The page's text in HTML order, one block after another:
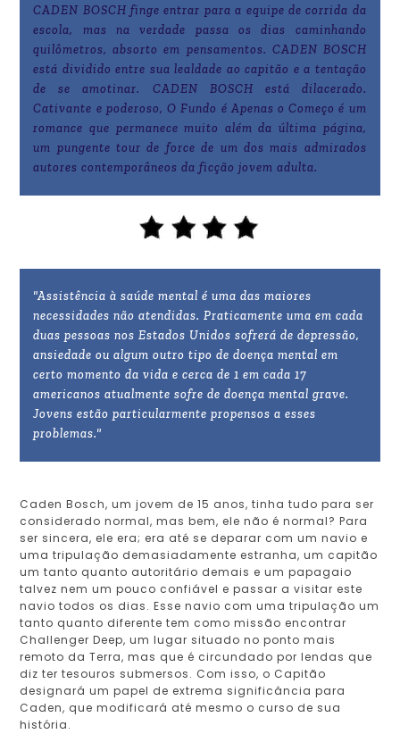
CADEN BOSCH finge entrar para a equipe de corrida da
escola, mas na verdade passa os dias caminhando
quilômetros, absorto em pensamentos. CADEN BOSCH
está dividido entre sua lealdade ao capitão e a tentação
de se amotinar. CADEN BOSCH está dilacerado.
Cativante e poderoso, O Fundo é Apenas o Começo é um
romance que permanece muito além da última página,
um pungente tour de force de um dos mais admirados
autores contemporâneos da ficção jovem adulta.
"Assistência à saúde mental é uma das maiores
necessidades não atendidas. Praticamente uma em cada
duas pessoas nos Estados Unidos sofrerá de depressão,
ansiedade ou algum outro tipo de doença mental em
certo momento da vida e cerca de 1 em cada 17
americanos atualmente sofre de doença mental grave.
Jovens estão particularmente propensos a esses
problemas."
Caden Bosch, um jovem de 15 anos, tinha tudo para ser
considerado normal, mas bem, ele não é normal? Para
ser sincera, ele era; era até se deparar com um navio e
uma tripulação demasiadamente estranha, um capitão
um tanto quanto autoritário demais e um papagaio
talvez nem um pouco confiável e passar a visitar este
navio todos os dias. Esse navio com uma tripulação um
tanto quanto diferente tem como missão encontrar
Challenger Deep, um lugar situado no ponto mais
remoto da Terra, mas que é circundado por lendas que
diz ter tesouros submersos. Com isso, o Capitão
designará um papel de extrema significância para
Caden, que modificará até mesmo o curso de sua
história.